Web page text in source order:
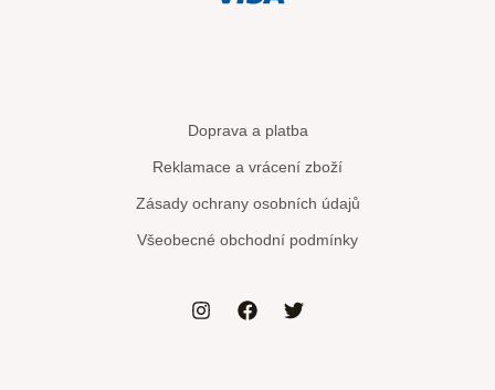
Doprava a platba
Reklamace a vrácení zboží
Zásady ochrany osobních údajů
Všeobecné obchodní podmínky